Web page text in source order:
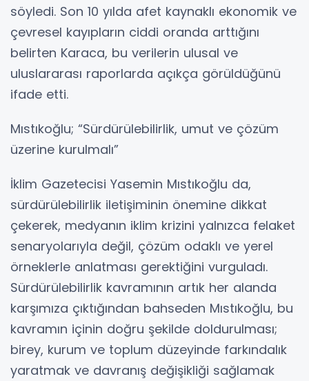
söyledi. Son 10 yılda afet kaynaklı ekonomik ve
çevresel kayıpların ciddi oranda arttığını
belirten Karaca, bu verilerin ulusal ve
uluslararası raporlarda açıkça görüldüğünü
ifade etti.
Mıstıkoğlu; “Sürdürülebilirlik, umut ve çözüm
üzerine kurulmalı”
İklim Gazetecisi Yasemin Mıstıkoğlu da,
sürdürülebilirlik iletişiminin önemine dikkat
çekerek, medyanın iklim krizini yalnızca felaket
senaryolarıyla değil, çözüm odaklı ve yerel
örneklerle anlatması gerektiğini vurguladı.
Sürdürülebilirlik kavramının artık her alanda
karşımıza çıktığından bahseden Mıstıkoğlu, bu
kavramın içinin doğru şekilde doldurulması;
birey, kurum ve toplum düzeyinde farkındalık
yaratmak ve davranış değişikliği sağlamak